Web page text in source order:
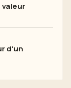
d'un